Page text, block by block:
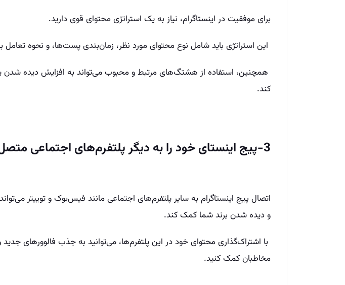
برای موفقیت در اینستاگرام، نیاز به یک استراتژی محتوای قوی دارید.
این استراتژی باید شامل نوع محتوای مورد نظر، زمان‌بندی پست‌ها، و نحوه تعامل
همچنین، استفاده از هشتگ‌های مرتبط و محبوب می‌تواند به افزایش دیده
کند.
3-پیج اینستای خود را به دیگر پلتفرم‌های اجتماعی متصل کنید
اتصال پیج اینستاگرام به سایر پلتفرم‌های اجتماعی مانند فیس‌بوک و توییتر
و دیده شدن برند شما کمک کند.
با اشتراک‌گذاری محتوای خود در این پلتفرم‌ها، می‌توانید به جذب فالوورهای جدید
مخاطبان کمک کنید.